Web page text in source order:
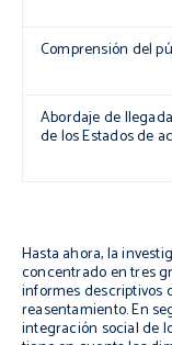
Comprensión del
Abordaje de
de los Estados de
Hasta ahora, la
concentrado en tres
informes descriptivos
reasentamiento. En
integración social de